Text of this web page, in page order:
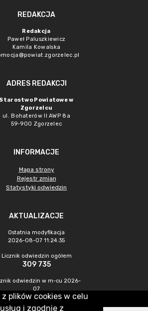
REDAKCJA
Redakcja
Paweł Paluszkiewicz
Kamila Kowalska
ADRES REDAKCJI
Starostwo Powiatowe w
Zgorzelcu
ul. Bohaterów II AWP 8a
59-900 Zgorzelec
INFORMACJE
Mapa strony
Rejestr zmian
Statystyki odwiedzin
AKTUALIZACJE
Ostatnia modyfikacja
2026-08-07 11:24:35
Licznik odwiedzin ogółem
309 735
odwiedzin w m-cu 2026-
07
433
plików cookies w celu
i zgodnie z